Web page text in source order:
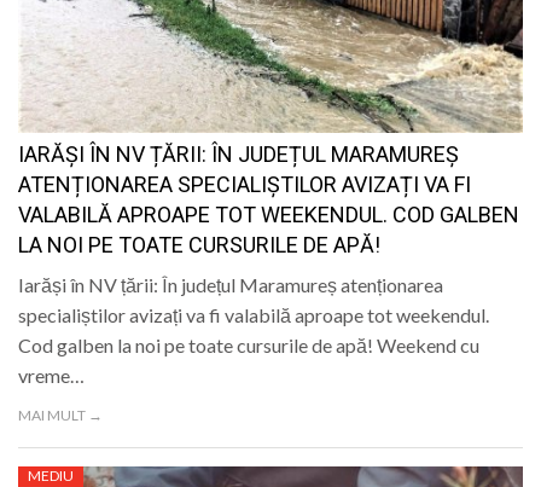
IARĂȘI ÎN NV ȚĂRII: ÎN JUDEȚUL MARAMUREȘ
ATENȚIONAREA SPECIALIȘTILOR AVIZAȚI VA FI
VALABILĂ APROAPE TOT WEEKENDUL. COD GALBEN
LA NOI PE TOATE CURSURILE DE APĂ!
Iarăși în NV țării: În județul Maramureș atenționarea
specialiștilor avizați va fi valabilă aproape tot weekendul.
Cod galben la noi pe toate cursurile de apă! Weekend cu
vreme…
MAI MULT →
MEDIU